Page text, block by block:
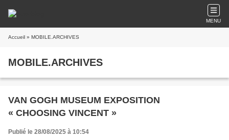
MENU
Accueil » MOBILE.ARCHIVES
MOBILE.ARCHIVES
VAN GOGH MUSEUM EXPOSITION
« CHOOSING VINCENT »
Publié le 28/08/2025 à 10:54